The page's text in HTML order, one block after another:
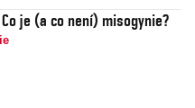
je (a co není) misogynie?